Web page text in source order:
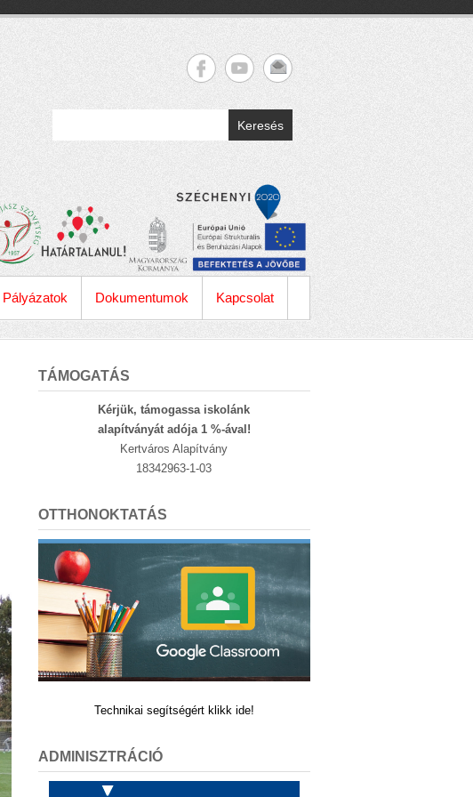
Keresés
Pályázatok Dokumentumok Kapcsolat
TÁMOGATÁS
Kérjük, támogassa iskolánk
alapítványát adója 1 %-ával!
Kertváros Alapítvány
18342963-1-03
OTTHONOKTATÁS
Technikai segítségért klikk ide!
ADMINISZTRÁCIÓ